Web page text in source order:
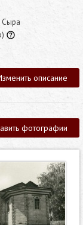
Сыра
описание
фотографии